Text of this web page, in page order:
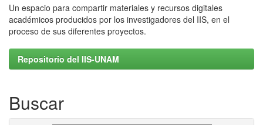
Un espacio para compartir materiales y recursos digitales
académicos producidos por los investigadores del IIS, en el
proceso de sus diferentes proyectos.
Repositorio del IIS-UNAM
Buscar